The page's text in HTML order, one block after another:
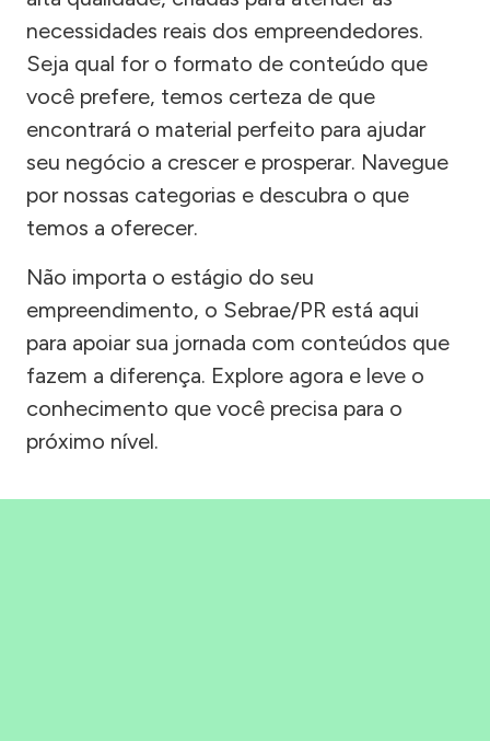
necessidades reais dos empreendedores.
Seja qual for o formato de conteúdo que
você prefere, temos certeza de que
encontrará o material perfeito para ajudar
seu negócio a crescer e prosperar. Navegue
por nossas categorias e descubra o que
temos a oferecer.
Não importa o estágio do seu
empreendimento, o Sebrae/PR está aqui
para apoiar sua jornada com conteúdos que
fazem a diferença. Explore agora e leve o
conhecimento que você precisa para o
próximo nível.